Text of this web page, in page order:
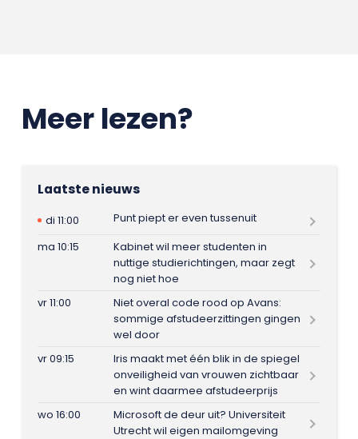
Meer lezen?
Laatste nieuws
di 11:00
Punt piept er even tussenuit
ma 10:15
Kabinet wil meer studenten in
nuttige studierichtingen, maar zegt
nog niet hoe
vr 11:00
Niet overal code rood op Avans:
sommige afstudeerzittingen gingen
wel door
vr 09:15
Iris maakt met één blik in de spiegel
onveiligheid van vrouwen zichtbaar
en wint daarmee afstudeerprijs
wo 16:00
Microsoft de deur uit? Universiteit
Utrecht wil eigen mailomgeving